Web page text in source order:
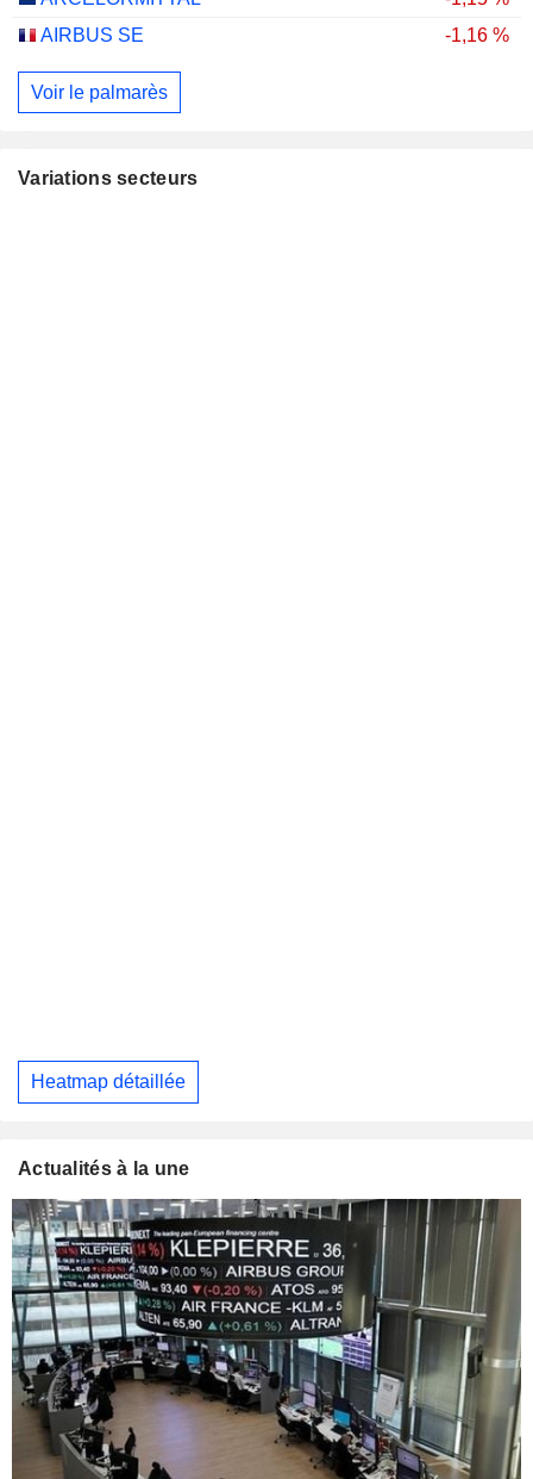
AIRBUS SE
-1,16 %
Voir le palmarès
Variations secteurs
Heatmap détaillée
Actualités à la une